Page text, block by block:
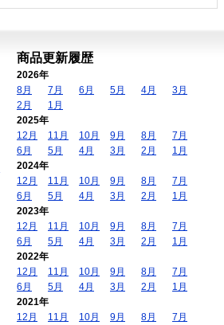
商品更新履歴
2026年
8月
7月 6月 5月 4月
3月
2月
1月
2025年
12月
11月 10月 9月 8月
7月
6月
5月 4月 3月 2月
1月
2024年
12月
11月 10月 9月 8月
7月
6月
5月 4月 3月 2月
1月
2023年
12月
11月 10月 9月 8月
7月
6月
5月 4月 3月 2月
1月
2022年
12月
11月 10月 9月 8月
7月
6月
5月 4月 3月 2月
1月
2021年
12月
11月 10月 9月 8月
7月